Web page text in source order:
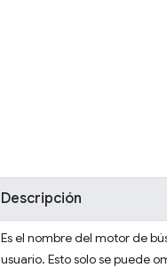
Descripción
Es el nombre del motor de
usuario. Esto solo se puede